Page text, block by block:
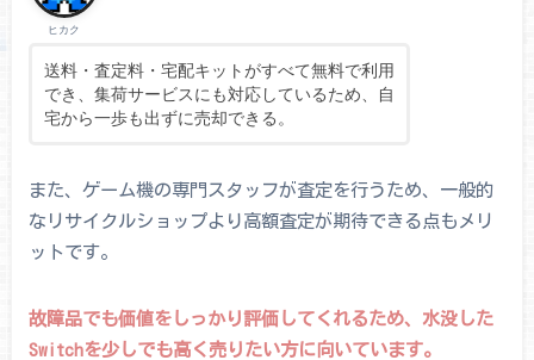
ヒカク
送料・査定料・宅配キットがすべて無料で利用
でき、集荷サービスにも対応しているため、自
宅から一歩も出ずに売却できる。
また、ゲーム機の専門スタッフが査定を行うため、一般的
なリサイクルショップより高額査定が期待できる点もメリ
ットです。
故障品でも価値をしっかり評価してくれるため、水没した
Switchを少しでも高く売りたい方に向いています。